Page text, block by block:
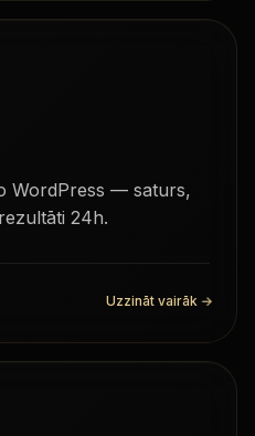
WordPress — saturs,
24h.
Uzzināt vairāk →